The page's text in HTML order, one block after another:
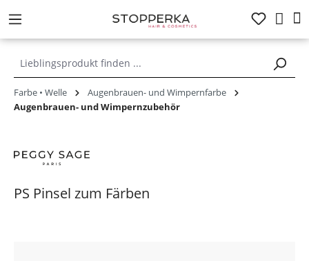
springen
Farbe • Welle
Augenbrauen- und Wimpernfarbe
Augenbrauen- und Wimpernzubehör
PS Pinsel zum Färben